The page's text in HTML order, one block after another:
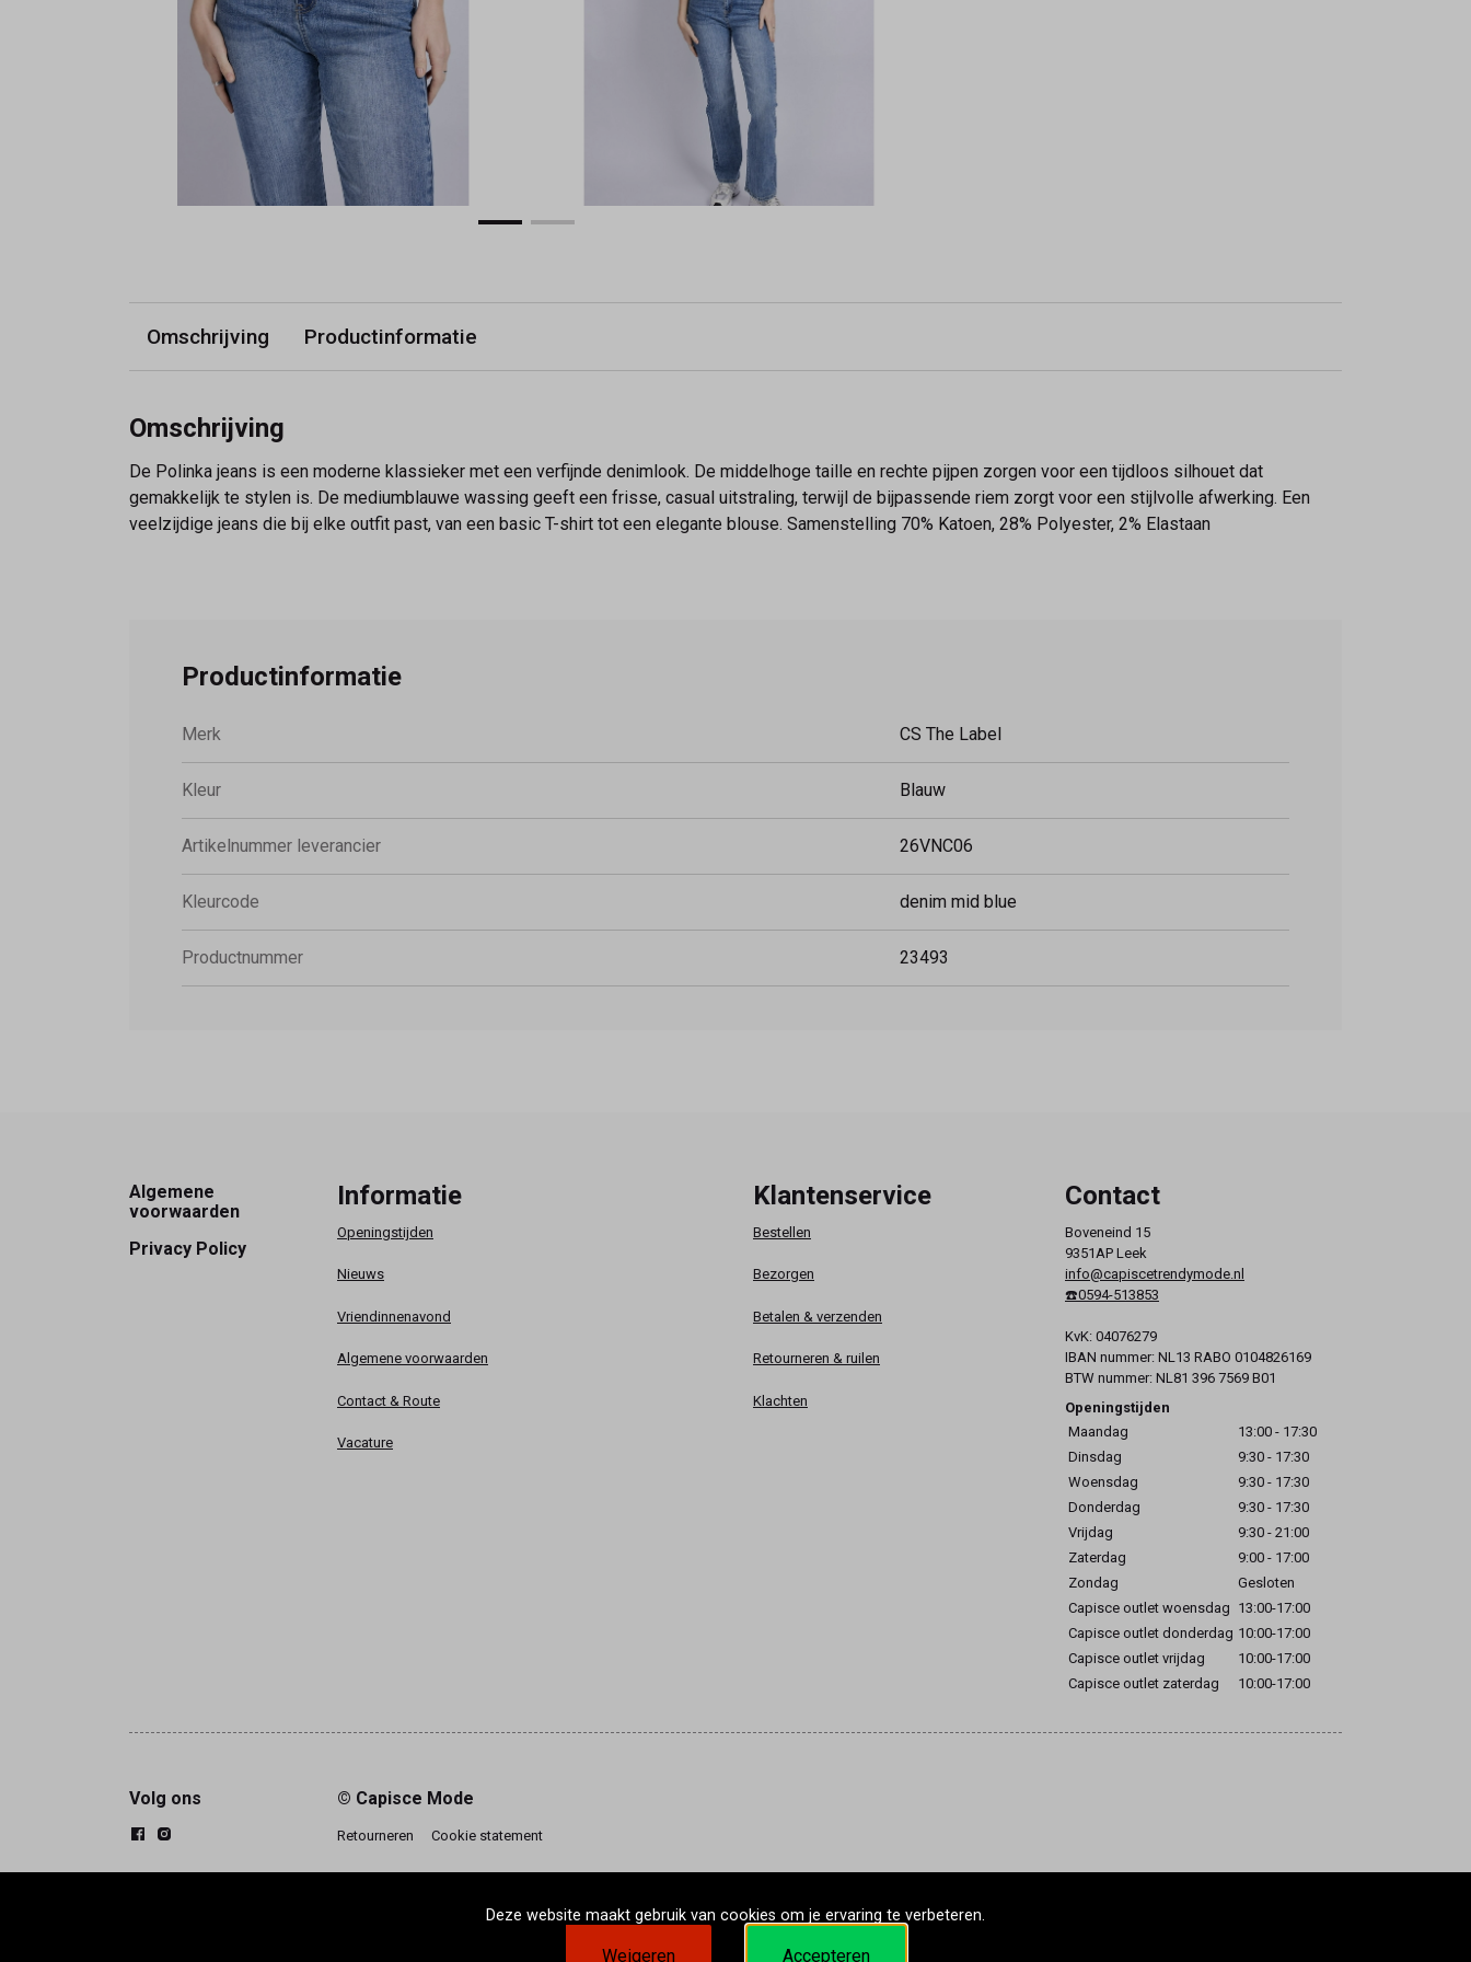
Omschrijving Productinformatie
Omschrijving
De Polinka jeans is een moderne klassieker met een verfijnde denimlook. De middelhoge taille en rechte pijpen zorgen voor een tijdloos silhouet dat
gemakkelijk te stylen is. De mediumblauwe wassing geeft een frisse, casual uitstraling, terwijl de bijpassende riem zorgt voor een stijlvolle afwerking. Een
veelzijdige jeans die bij elke outfit past, van een basic T-shirt tot een elegante blouse. Samenstelling 70% Katoen, 28% Polyester, 2% Elastaan
Productinformatie
Merk CS The Label
Kleur Blauw
Artikelnummer leverancier 26VNC06
Kleurcode denim mid blue
Productnummer 23493
Footer
Algemene
voorwaarden
Privacy Policy
Informatie
Openingstijden
Nieuws
Vriendinnenavond
Algemene voorwaarden
Contact & Route
Vacature
Klantenservice
Bestellen
Bezorgen
Betalen & verzenden
Retourneren & ruilen
Klachten
Contact
Boveneind 15
9351AP Leek
info@capiscetrendymode.nl
☎️0594-513853
KvK: 04076279
IBAN nummer: NL13 RABO 0104826169
BTW nummer: NL81 396 7569 B01
Openingstijden
Maandag
13:00 - 17:30
Dinsdag
9:30 - 17:30
Woensdag
9:30 - 17:30
Donderdag
9:30 - 17:30
Vrijdag
9:30 - 21:00
Zaterdag
9:00 - 17:00
Zondag
Gesloten
Capisce outlet woensdag 13:00-17:00
Capisce outlet donderdag 10:00-17:00
Capisce outlet vrijdag
10:00-17:00
Capisce outlet zaterdag
10:00-17:00
Volg ons © Capisce Mode
Retourneren Cookie statement
Deze website maakt gebruik van cookies om je ervaring te verbeteren.
Weigeren Accepteren